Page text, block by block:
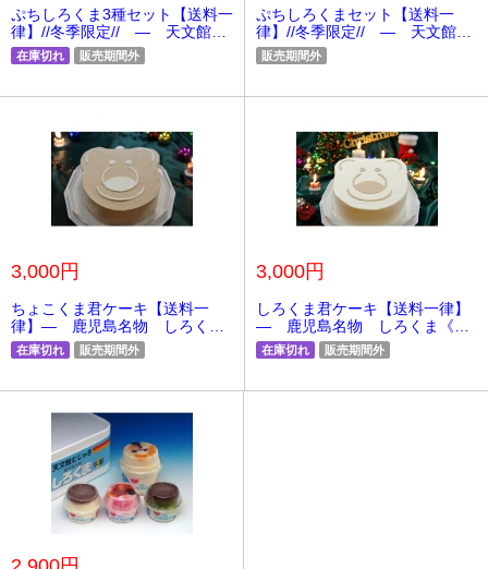
ぷちしろくま3種セット【送料一
律】//冬季限定// ― 天文館む
じゃき 鹿児島名物 しろくま
《かき氷》
在庫切れ 販売期間外
ぷちしろくまセット【送料一
律】//冬季限定// ― 天文館む
じゃき 鹿児島名物 しろくま
《かき氷》
販売期間外
3,000円
ちょこくま君ケーキ【送料一
律】― 鹿児島名物 しろくま
《かき氷》
在庫切れ 販売期間外
3,000円
しろくま君ケーキ【送料一律】
― 鹿児島名物 しろくま《か
き氷》
在庫切れ 販売期間外